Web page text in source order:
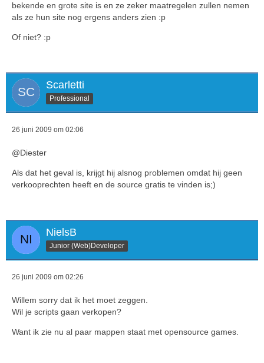
bekende en grote site is en ze zeker maatregelen zullen nemen
als ze hun site nog ergens anders zien :p
Of niet? :p
Scarletti
Professional
26 juni 2009 om 02:06
@Diester
Als dat het geval is, krijgt hij alsnog problemen omdat hij geen
verkooprechten heeft en de source gratis te vinden is;)
NielsB
Junior (Web)Developer
26 juni 2009 om 02:26
Willem sorry dat ik het moet zeggen.
Wil je scripts gaan verkopen?
Want ik zie nu al paar mappen staat met opensource games.